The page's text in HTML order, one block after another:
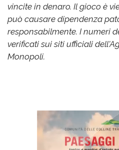
vincite in denaro. Il gioco è
può causare dipendenza
responsabilmente. I numeri
verificati sui siti ufficiali
Monopoli.